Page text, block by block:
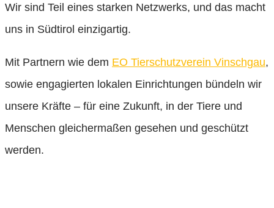
Wir sind Teil eines starken Netzwerks, und das macht
uns in Südtirol einzigartig.
Mit Partnern wie dem EO Tierschutzverein Vinschgau,
sowie engagierten lokalen Einrichtungen bündeln wir
unsere Kräfte – für eine Zukunft, in der Tiere und
Menschen gleichermaßen gesehen und geschützt
werden.